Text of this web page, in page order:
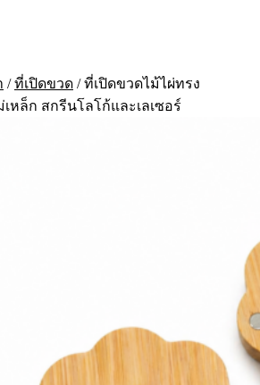
/ ที่เปิดขวด / ที่เปิดขวดไม้ไผ่ทรง
หล็ก สกรีนโลโก้และเลเซอร์